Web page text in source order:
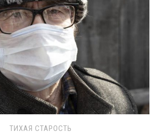
ТИХАЯ СТАРОСТЬ